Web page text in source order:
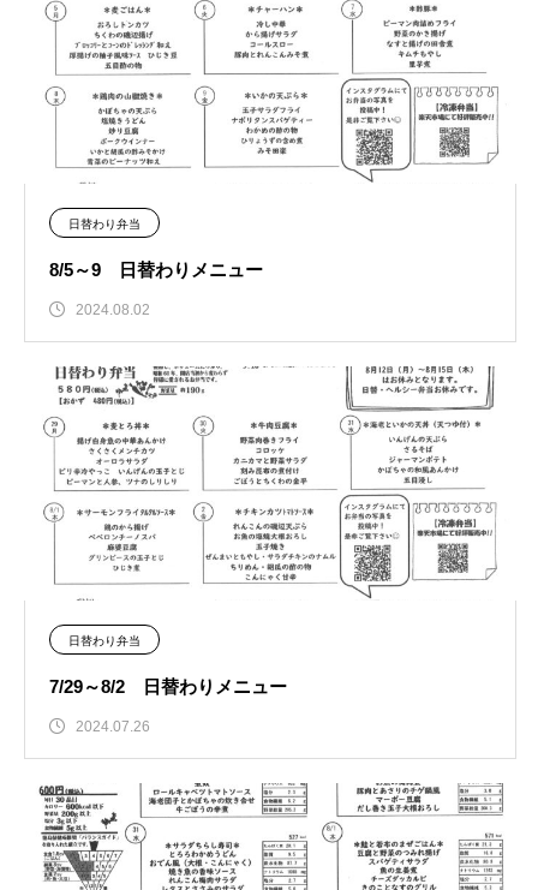
日替わり弁当
8/5～9 日替わりメニュー
2024.08.02
日替わり弁当
7/29～8/2 日替わりメニュー
2024.07.26